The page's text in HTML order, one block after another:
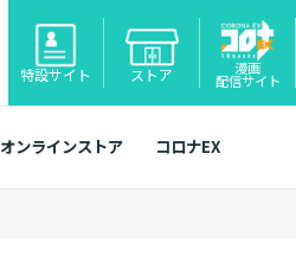
特設サイト ストア 漫画
配信サイト
オンラインストア コロナEX